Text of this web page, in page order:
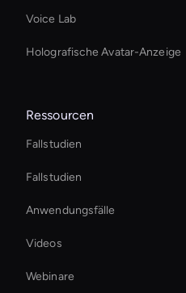
Voice Lab
Holografische Avatar-Anzeige
Ressourcen
Fallstudien
Fallstudien
Anwendungsfälle
Videos
Webinare